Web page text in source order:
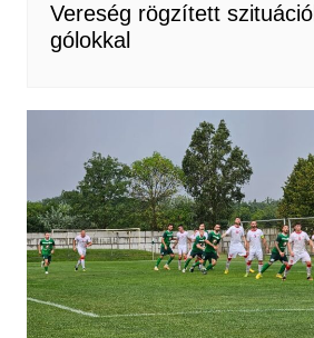
Vereség rögzített
gólokkal